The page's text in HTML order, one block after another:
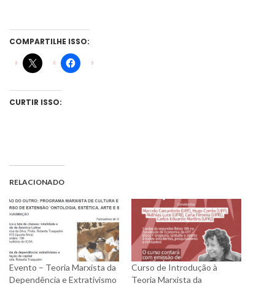
COMPARTILHE ISSO:
CURTIR ISSO:
RELACIONADO
Evento – Teoria Marxista da
Dependência e Extrativismo
Curso de Introdução à
Teoria Marxista da